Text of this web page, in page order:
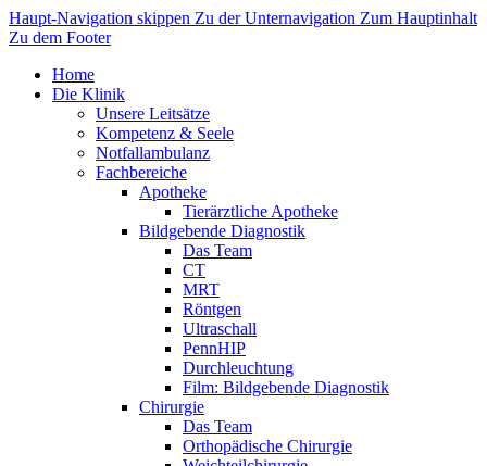
Haupt-Navigation skippen Zu der Unternavigation Zum Hauptinhalt
Zu dem Footer
Home
Die Klinik
Unsere Leitsätze
Kompetenz & Seele
Notfallambulanz
Fachbereiche
Apotheke
Tierärztliche Apotheke
Bildgebende Diagnostik
Das Team
CT
MRT
Röntgen
Ultraschall
PennHIP
Durchleuchtung
Film: Bildgebende Diagnostik
Chirurgie
Das Team
Orthopädische Chirurgie